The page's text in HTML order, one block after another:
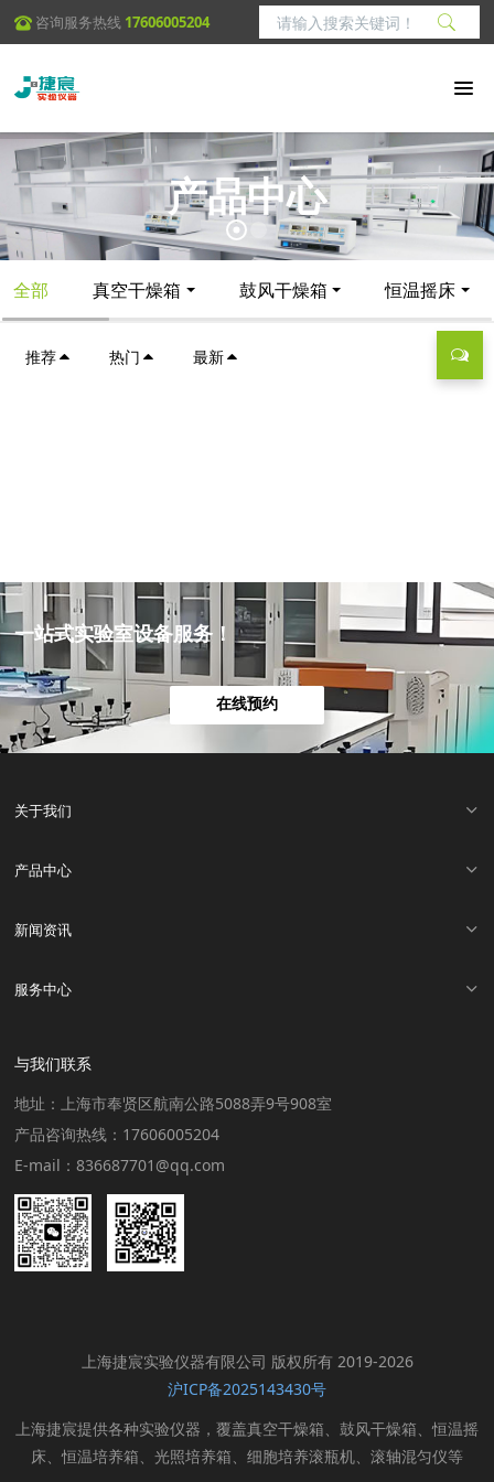
咨询服务热线 17606005204
产品中心
全部 真空干燥箱 鼓风干燥箱 恒温摇床
推荐 热门 最新
一站式实验室设备服务！
在线预约
关于我们
产品中心
新闻资讯
服务中心
与我们联系
地址：上海市奉贤区航南公路5088弄9号908室
产品咨询热线：17606005204
E-mail：836687701@qq.com
上海捷宸实验仪器有限公司 版权所有 2019-2026
沪ICP备2025143430号
上海捷宸提供各种实验仪器，覆盖真空干燥箱、鼓风干燥箱、恒温摇
床、恒温培养箱、光照培养箱、细胞培养滚瓶机、滚轴混匀仪等